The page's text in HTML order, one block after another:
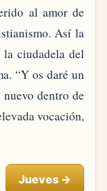
al amor de
Así la
ciudadela del
“Y os daré un
dentro de
vocación,
Jueves →